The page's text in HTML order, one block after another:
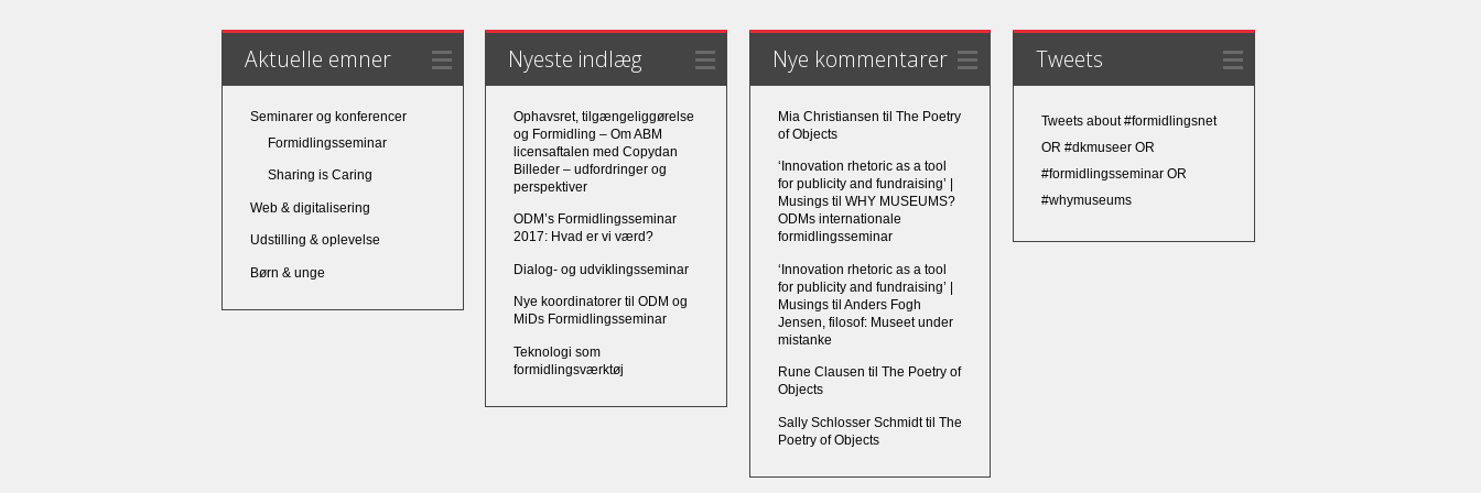
Aktuelle emner
Seminarer og konferencer
Formidlingsseminar
Sharing is Caring
Web & digitalisering
Udstilling & oplevelse
Børn & unge
Nyeste indlæg
Ophavsret, tilgængeliggørelse
og Formidling – Om ABM
licensaftalen med Copydan
Billeder – udfordringer og
perspektiver
ODM’s Formidlingsseminar
2017: Hvad er vi værd?
Dialog- og udviklingsseminar
Nye koordinatorer til ODM og
MiDs Formidlingsseminar
Teknologi som
formidlingsværktøj
Nye kommentarer
Mia Christiansen til The Poetry
of Objects
‘Innovation rhetoric as a tool
for publicity and fundraising’ |
Musingstil WHY MUSEUMS?
ODMs internationale
formidlingsseminar
‘Innovation rhetoric as a tool
for publicity and fundraising’ |
Musingstil Anders Fogh
Jensen, filosof: Museet under
mistanke
Rune Clausen til The Poetry of
Objects
Sally Schlosser Schmidttil The
Poetry of Objects
Tweets
Tweets about #formidlingsnet
OR #dkmuseer OR
#formidlingsseminar OR
#whymuseums